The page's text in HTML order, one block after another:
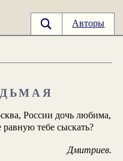
Авторы
России дочь любима,
равную тебе сыскать?
Дмитриев.